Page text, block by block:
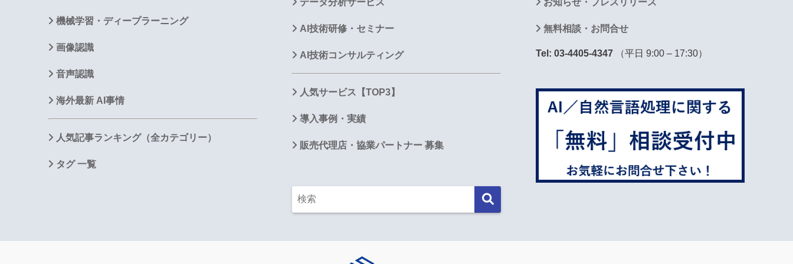
機械学習・ディープラーニング
画像認識
音声認識
海外最新 AI事情
人気記事ランキング（全カテゴリー）
タグ 一覧
AI技術研修・セミナー
AI技術コンサルティング
人気サービス【TOP3】
導入事例・実績
販売代理店・協業パートナー 募集
無料相談・お問合せ
Tel: 03-4405-4347 （平日 9:00 – 17:30）